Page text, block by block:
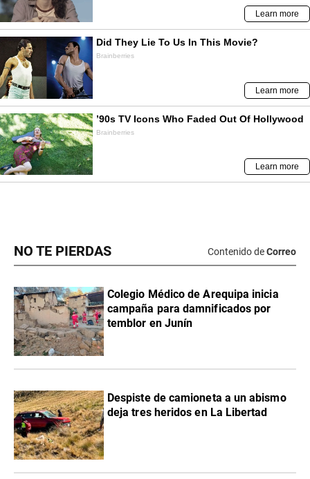
NO TE PIERDAS Contenido deCorreo
Colegio Médico de Arequipa inicia
campaña para damnificados por
temblor en Junín
Despiste de camioneta a un abismo
deja tres heridos en La Libertad